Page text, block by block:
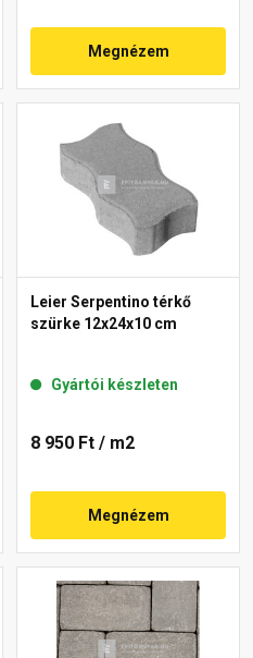
Megnézem
Leier Serpentino térkő
szürke 12x24x10 cm
Gyártói készleten
8 950 Ft / m2
Megnézem